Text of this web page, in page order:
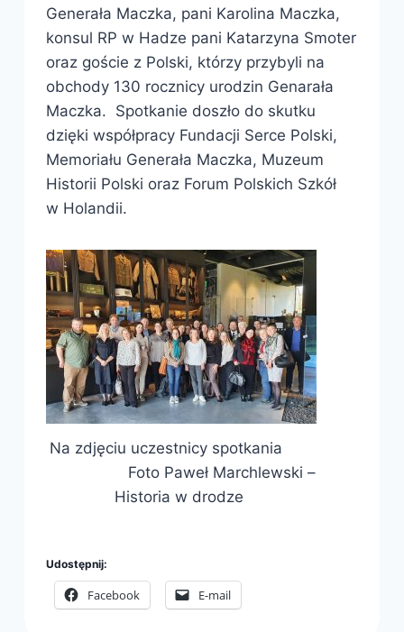
Generała Maczka, pani Karolina Maczka,
konsul RP w Hadze pani Katarzyna Smoter
oraz goście z Polski, którzy przybyli na
obchody 130 rocznicy urodzin Genarała
Maczka. Spotkanie doszło do skutku
dzięki współpracy Fundacji Serce Polski,
Memoriału Generała Maczka, Muzeum
Historii Polski oraz Forum Polskich Szkół
w Holandii.
Na zdjęciu uczestnicy spotkania
Foto Paweł Marchlewski –
Historia w drodze
Udostępnij:
Facebook E-mail